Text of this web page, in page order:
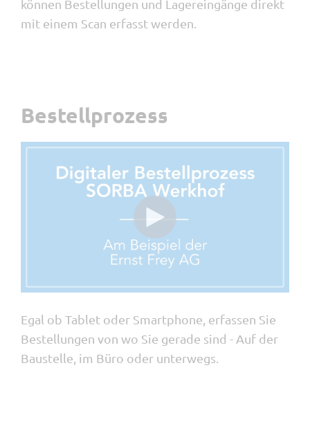
können Bestellungen und Lagereingänge direkt
mit einem Scan erfasst werden.
Bestellprozess
Egal ob Tablet oder Smartphone, erfassen Sie
Bestellungen von wo Sie gerade sind - Auf der
Baustelle, im Büro oder unterwegs.